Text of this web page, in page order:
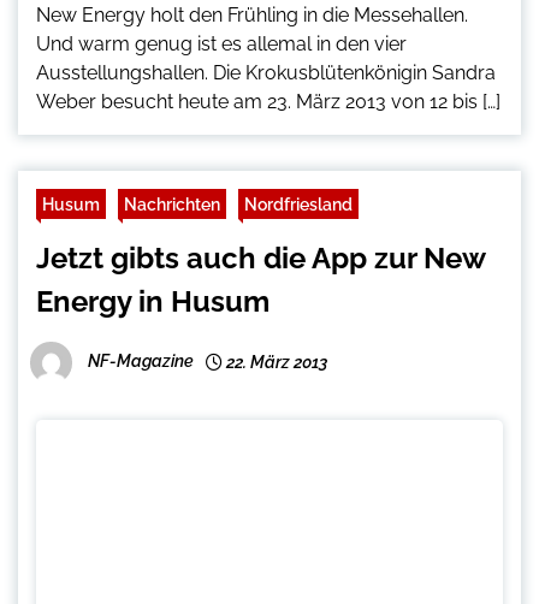
New Energy holt den Frühling in die Messehallen.
Und warm genug ist es allemal in den vier
Ausstellungshallen. Die Krokusblütenkönigin Sandra
Weber besucht heute am 23. März 2013 von 12 bis […]
Husum Nachrichten Nordfriesland
Jetzt gibts auch die App zur New
Energy in Husum
NF-Magazine 22. März 2013